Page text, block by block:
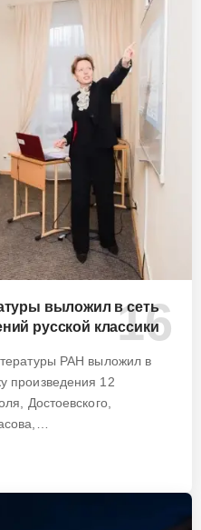
выложил в сеть
русской классики
РАН выложил в
произведения 12
Достоевского,